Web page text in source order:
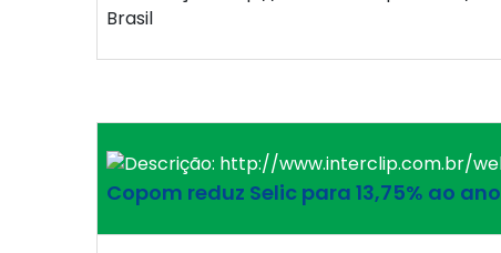
Brasil
Copom reduz Selic para 13,75% ao ano